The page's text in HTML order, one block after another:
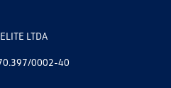
LTDA
0002-40